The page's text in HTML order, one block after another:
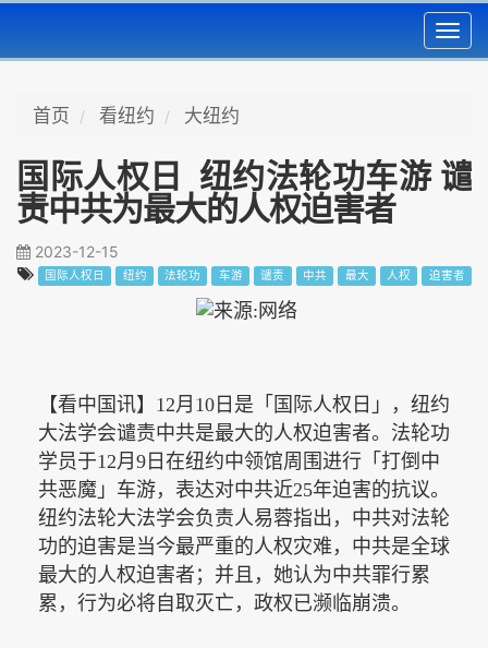
首页 看纽约 大纽约
国际人权日 纽约法轮功车游 谴
责中共为最大的人权迫害者
2023-12-15
国际人权日 纽约 法轮功 车游 谴责 中共 最大 人权 迫害者
【看中国讯】12月10日是 「 国际人权日 」
，纽约
大法学会谴责中共是最大的人权迫害者。法轮功
学员于12月9日在纽约中领馆周围进行「打倒中
共恶魔」车游，表达对中共近25年迫害的抗议。
纽约法轮大法学会负责人易蓉指出，中共对法轮
功的迫害是当今最严重的人权灾难，中共是全球
最大的人权迫害者；并且，她认为中共罪行累
累，行为必将自取灭亡，政权已濒临崩溃。